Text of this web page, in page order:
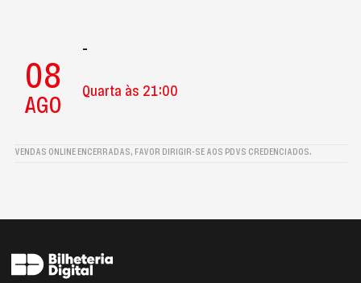
08
AGO
-
Quarta às 21:00
VENDAS ONLINE ENCERRADAS, FAVOR DIRIGIR-SE AOS PDVS CREDENCIADOS.